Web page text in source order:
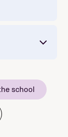
school